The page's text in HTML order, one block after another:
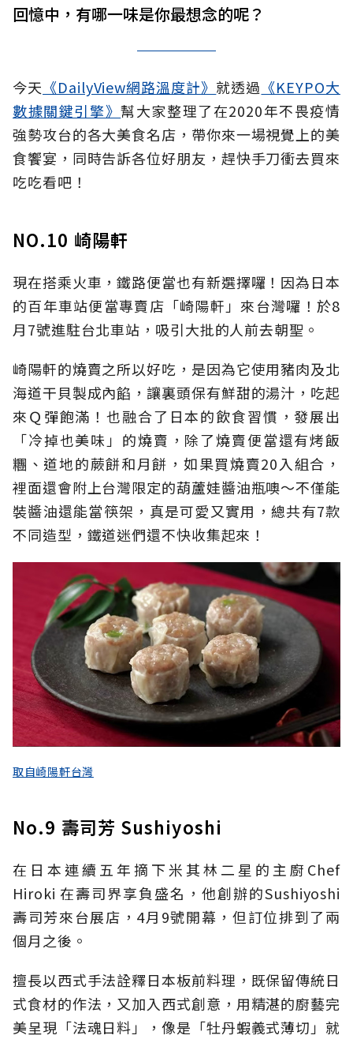
回憶中，有哪一味是你最想念的呢？
今天 《DailyView網路溫度計》 就透過 《KEYPO大
數據關鍵引擎》幫大家整理了在2020年不畏疫情
強勢攻台的各大美食名店，帶你來一場視覺上的美
食饗宴，同時告訴各位好朋友，趕快手刀衝去買來
吃吃看吧！
NO.10 崎陽軒
現在搭乘火車，鐵路便當也有新選擇囉！因為日本
的百年車站便當專賣店「崎陽軒」來台灣囉！於8
月7號進駐台北車站，吸引大批的人前去朝聖。
崎陽軒的燒賣之所以好吃，是因為它使用豬肉及北
海道干貝製成內餡，讓裏頭保有鮮甜的湯汁，吃起
來Ｑ彈飽滿！也融合了日本的飲食習慣，發展出
「冷掉也美味」的燒賣，除了燒賣便當還有烤飯
糰、道地的蕨餅和月餅，如果買燒賣20入組合，
裡面還會附上台灣限定的葫蘆娃醬油瓶噢～不僅能
裝醬油還能當筷架，真是可愛又實用，總共有7款
不同造型，鐵道迷們還不快收集起來！
取自崎陽軒台灣
No.9 壽司芳 Sushiyoshi
在日本連續五年摘下米其林二星的主廚Chef
Hiroki 在壽司界享負盛名，他創辦的Sushiyoshi
壽司芳來台展店，4月9號開幕，但訂位排到了兩
個月之後。
擅長以西式手法詮釋日本板前料理，既保留傳統日
式食材的作法，又加入西式創意，用精湛的廚藝完
美呈現「法魂日料」，像是「牡丹蝦義式薄切」就